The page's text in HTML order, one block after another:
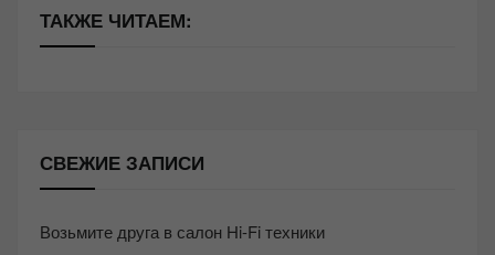
ТАКЖЕ ЧИТАЕМ:
СВЕЖИЕ ЗАПИСИ
Возьмите друга в салон Hi-Fi техники